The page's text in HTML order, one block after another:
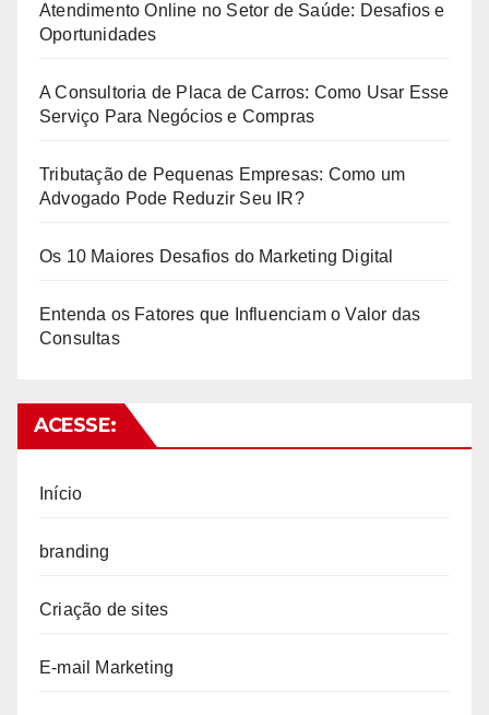
Atendimento Online no Setor de Saúde: Desafios e
Oportunidades
A Consultoria de Placa de Carros: Como Usar Esse
Serviço Para Negócios e Compras
Tributação de Pequenas Empresas: Como um
Advogado Pode Reduzir Seu IR?
Os 10 Maiores Desafios do Marketing Digital
Entenda os Fatores que Influenciam o Valor das
Consultas
ACESSE:
Início
branding
Criação de sites
E-mail Marketing